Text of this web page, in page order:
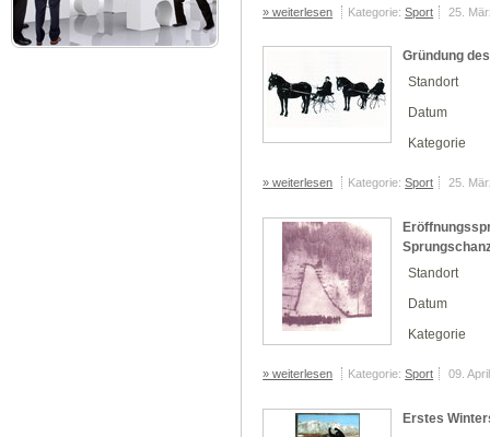
» weiterlesen Kategorie:Sport 25.
Gründung
Standort
Datum
Kategorie
» weiterlesen Kategorie:Sport 25.
Standort
Datum
Kategorie
» weiterlesen Kategorie:Sport 09.
Erstes